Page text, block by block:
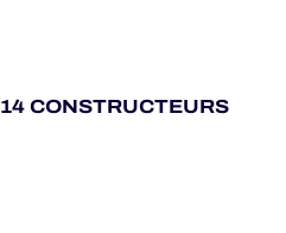
14 CONSTRUCTEURS